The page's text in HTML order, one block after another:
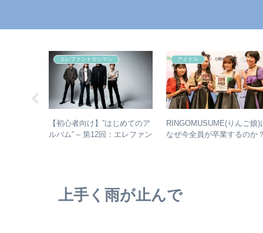
エレファントカシマシ
【初心者向け】”はじめてのア
ルバム” – 第12回：エレファン
アイドル
RINGOMUSUME(りんご娘)
なぜ今全員が卒業するのか
上手く雨が止んで